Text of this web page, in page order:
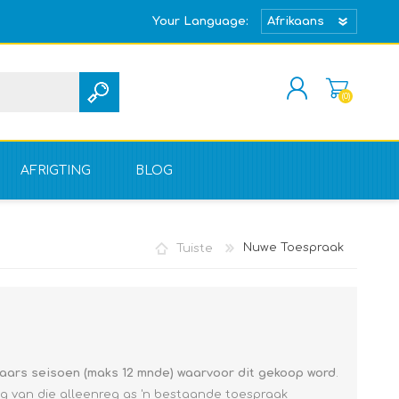
Your Language:
REGISTREER
TEKEN IN
(0)
AFRIGTING BLOG
Tuiste Nuwe Toespraak
seisoen (maks 12 mnde) waarvoor dit gekoop word.
van die alleenreg as 'n bestaande toespraak